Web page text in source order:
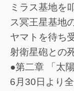
ミラス基地を
ス冥王星基地
ヤマトを待ち
射衛星砲との
●第二章 「太
6月30日より